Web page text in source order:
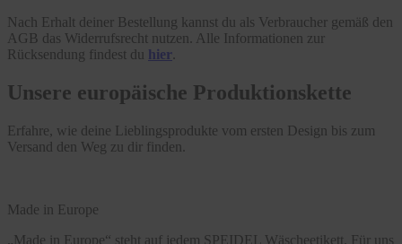
Nach Erhalt deiner Bestellung kannst du als Verbraucher gemäß den
AGB das Widerrufsrecht nutzen. Alle Informationen zur
Rücksendung findest du hier
Unsere europäische Produktionskette
Erfahre, wie deine Lieblingsprodukte vom ersten Design bis zum
Versand den Weg zu dir finden.
Made in Europe
„Made in Europe“ steht auf jedem SPEIDEL Wäscheetikett. Für uns